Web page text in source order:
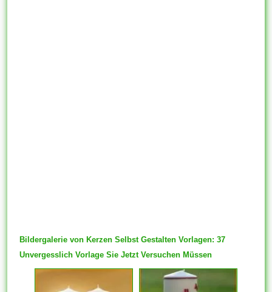
Bildergalerie von Kerzen Selbst Gestalten Vorlagen: 37
Unvergesslich Vorlage Sie Jetzt Versuchen Müssen